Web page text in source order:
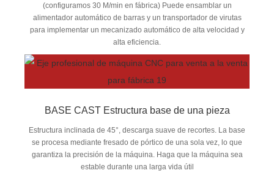
(configuramos 30 M/min en fábrica) Puede ensamblar un
alimentador automático de barras y un transportador de virutas
para implementar un mecanizado automático de alta velocidad y
alta eficiencia.
BASE CAST Estructura base de una pieza
Estructura inclinada de 45°, descarga suave de recortes. La base
se procesa mediante fresado de pórtico de una sola vez, lo que
garantiza la precisión de la máquina. Haga que la máquina sea
estable durante una larga vida útil